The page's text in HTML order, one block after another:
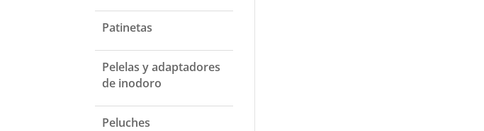
Patinetas
Pelelas y adaptadores
de inodoro
Peluches